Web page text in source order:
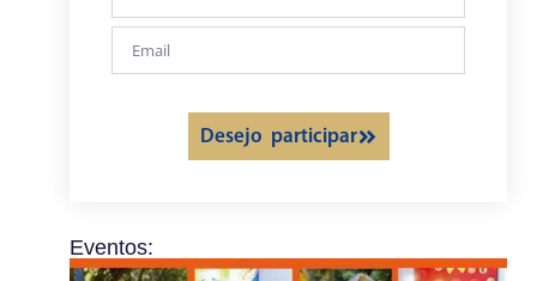
Desejo participar
Eventos: